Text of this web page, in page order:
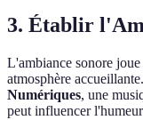
3. Établir
L'ambiance sonore
atmosphère
Numériques, une
peut influencer